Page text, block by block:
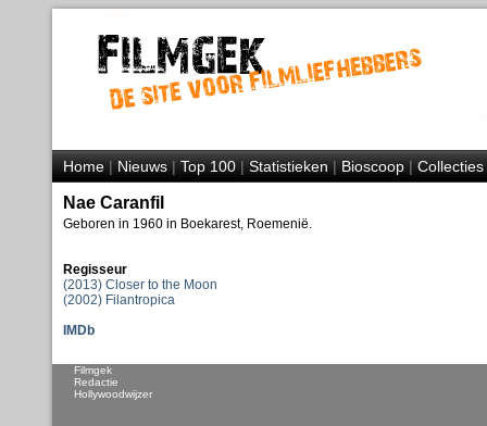
Home|Nieuws|Top 100|Statistieken|Bioscoop|Collecties
Nae Caranfil
Geboren in 1960 in Boekarest, Roemenië.
Regisseur
(2013) Closer to the Moon
(2002) Filantropica
IMDb
Filmgek
Redactie
Hollywoodwijzer